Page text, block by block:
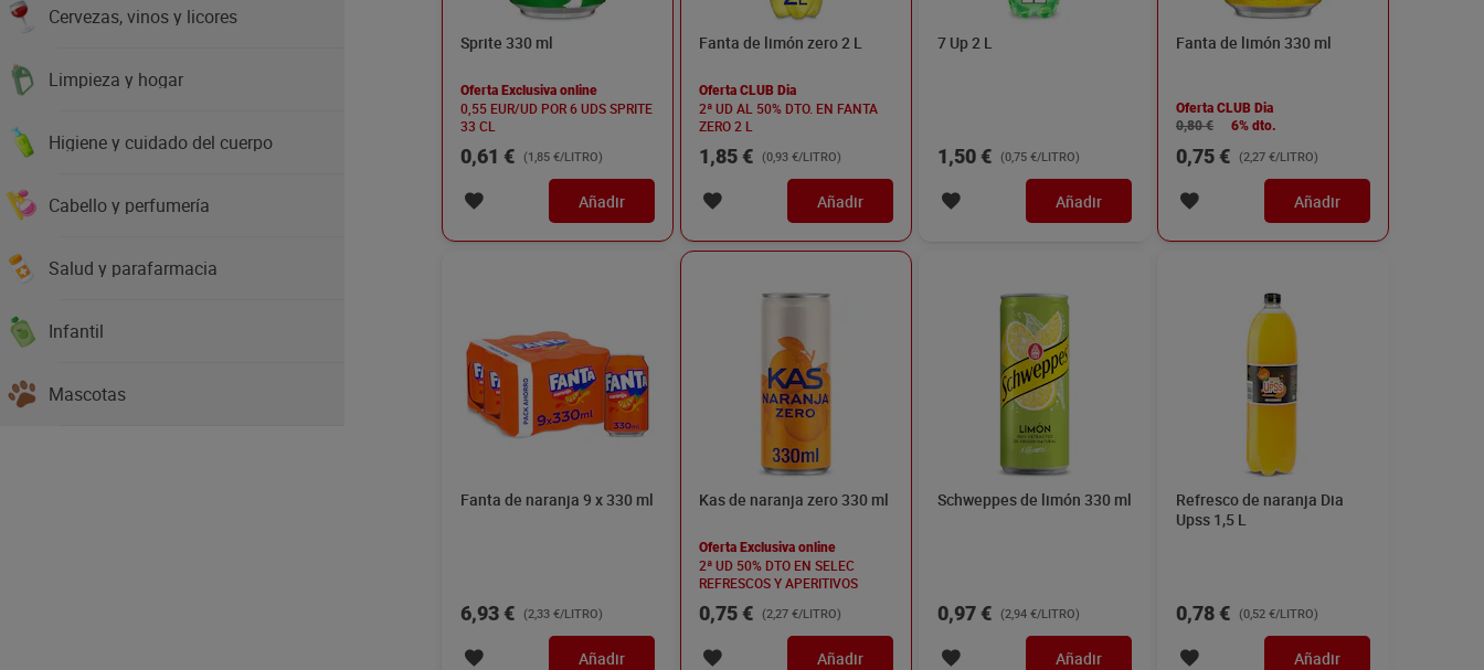
Cervezas, vinos y licores
Limpieza y hogar
Higiene y cuidado del cuerpo
Cabello y perfumería
Salud y parafarmacia
Infantil
Mascotas
Sprite 330 ml
Oferta Exclusiva online
0,55 EUR/UD POR 6 UDS SPRITE
33 CL
0,61 € (1,85 €/LITRO)
Añadir
Fanta de limón zero 2 L
Oferta CLUB Dia
2ª UD AL 50% DTO. EN FANTA
ZERO 2 L
1,85 € (0,93 €/LITRO)
Añadir
7 Up 2 L
1,50 € (0,75 €/LITRO)
Añadir
Fanta de limón 330 ml
Oferta CLUB Dia
0,80 €
6% dto.
0,75 € (2,27 €/LITRO)
Añadir
Fanta de naranja 9 x 330 ml
6,93 € (2,33 €/LITRO)
Añadir
Kas de naranja zero 330 ml
Oferta Exclusiva online
2ª UD 50% DTO EN SELEC
REFRESCOS Y APERITIVOS
0,75 € (2,27 €/LITRO)
Añadir
Schweppes de limón 330 ml
0,97 € (2,94 €/LITRO)
Añadir
Refresco de naranja Dia
Upss 1,5 L
0,78 € (0,52 €/LITRO)
Añadir